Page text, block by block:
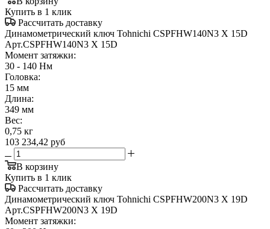
Купить в 1 клик
Рассчитать доставку
Динамометрический ключ Tohnichi CSPFHW140N3 X 15D
Арт.CSPFHW140N3 X 15D
Момент затяжки:
30 - 140 Нм
Головка:
15 мм
Длина:
349 мм
Вес:
0,75 кг
103 234,42 руб
В корзину
Купить в 1 клик
Рассчитать доставку
Динамометрический ключ Tohnichi CSPFHW200N3 X 19D
Арт.CSPFHW200N3 X 19D
Момент затяжки: